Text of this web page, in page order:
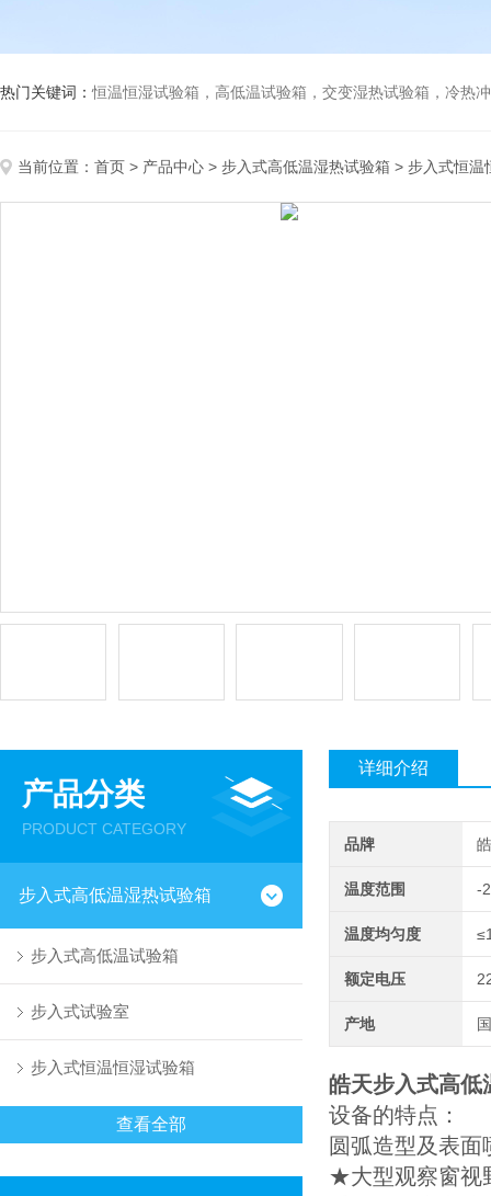
热门关键词：恒温恒湿试验箱，高低温试验箱，交变湿热试验箱，冷热冲击试验
当前位置： 首页 > 产品中心 > 步入式高低温湿热试验箱 > 步入式恒温
产品分类
PRODUCT CATEGORY
步入式高低温湿热试验箱
步入式高低温试验箱
步入式试验室
步入式恒温恒湿试验箱
查看全部
详细介绍
品牌
温度范围 -
温度均匀度
额定电压
产地
皓天步入式高低
设备的特点：
圆弧造型及表
★大型观察窗视